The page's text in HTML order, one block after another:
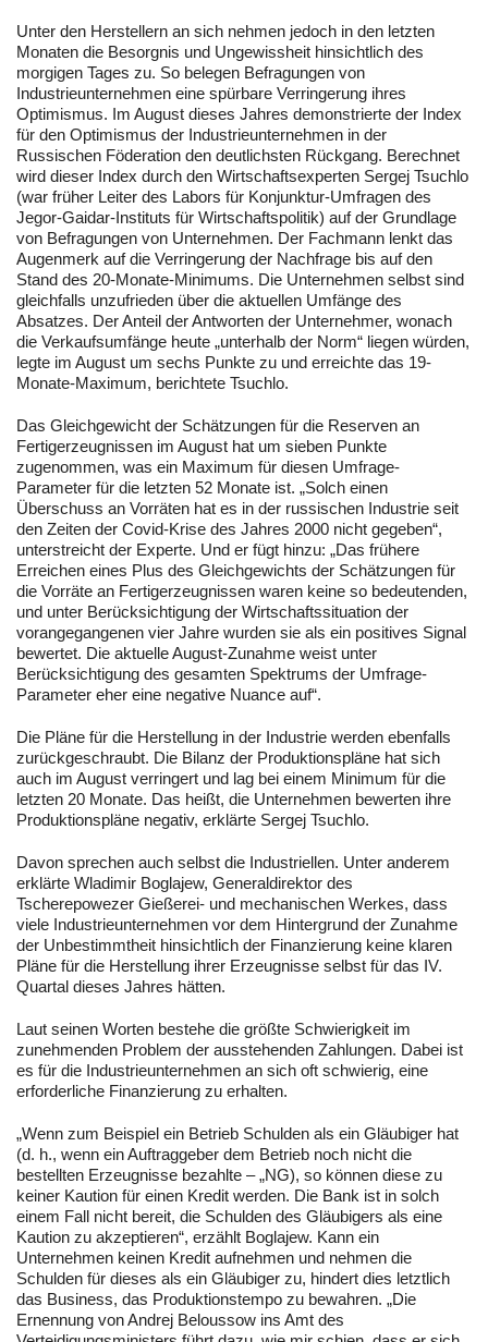
Unter den Herstellern an sich nehmen jedoch in den letzten
Monaten die Besorgnis und Ungewissheit hinsichtlich des
morgigen Tages zu. So belegen Befragungen von
Industrieunternehmen eine spürbare Verringerung ihres
Optimismus. Im August dieses Jahres demonstrierte der Index
für den Optimismus der Industrieunternehmen in der
Russischen Föderation den deutlichsten Rückgang. Berechnet
wird dieser Index durch den Wirtschaftsexperten Sergej Tsuchlo
(war früher Leiter des Labors für Konjunktur-Umfragen des
Jegor-Gaidar-Instituts für Wirtschaftspolitik) auf der Grundlage
von Befragungen von Unternehmen. Der Fachmann lenkt das
Augenmerk auf die Verringerung der Nachfrage bis auf den
Stand des 20-Monate-Minimums. Die Unternehmen selbst sind
gleichfalls unzufrieden über die aktuellen Umfänge des
Absatzes. Der Anteil der Antworten der Unternehmer, wonach
die Verkaufsumfänge heute „unterhalb der Norm“ liegen würden,
legte im August um sechs Punkte zu und erreichte das 19-
Monate-Maximum, berichtete Tsuchlo.
Das Gleichgewicht der Schätzungen für die Reserven an
Fertigerzeugnissen im August hat um sieben Punkte
zugenommen, was ein Maximum für diesen Umfrage-
Parameter für die letzten 52 Monate ist. „Solch einen
Überschuss an Vorräten hat es in der russischen Industrie seit
den Zeiten der Covid-Krise des Jahres 2000 nicht gegeben“,
unterstreicht der Experte. Und er fügt hinzu: „Das frühere
Erreichen eines Plus des Gleichgewichts der Schätzungen für
die Vorräte an Fertigerzeugnissen waren keine so bedeutenden,
und unter Berücksichtigung der Wirtschaftssituation der
vorangegangenen vier Jahre wurden sie als ein positives Signal
bewertet. Die aktuelle August-Zunahme weist unter
Berücksichtigung des gesamten Spektrums der Umfrage-
Parameter eher eine negative Nuance auf“.
Die Pläne für die Herstellung in der Industrie werden ebenfalls
zurückgeschraubt. Die Bilanz der Produktionspläne hat sich
auch im August verringert und lag bei einem Minimum für die
letzten 20 Monate. Das heißt, die Unternehmen bewerten ihre
Produktionspläne negativ, erklärte Sergej Tsuchlo.
Davon sprechen auch selbst die Industriellen. Unter anderem
erklärte Wladimir Boglajew, Generaldirektor des
Tscherepowezer Gießerei- und mechanischen Werkes, dass
viele Industrieunternehmen vor dem Hintergrund der Zunahme
der Unbestimmtheit hinsichtlich der Finanzierung keine klaren
Pläne für die Herstellung ihrer Erzeugnisse selbst für das IV.
Quartal dieses Jahres hätten.
Laut seinen Worten bestehe die größte Schwierigkeit im
zunehmenden Problem der ausstehenden Zahlungen. Dabei ist
es für die Industrieunternehmen an sich oft schwierig, eine
erforderliche Finanzierung zu erhalten.
„Wenn zum Beispiel ein Betrieb Schulden als ein Gläubiger hat
(d. h., wenn ein Auftraggeber dem Betrieb noch nicht die
bestellten Erzeugnisse bezahlte – „NG), so können diese zu
keiner Kaution für einen Kredit werden. Die Bank ist in solch
einem Fall nicht bereit, die Schulden des Gläubigers als eine
Kaution zu akzeptieren“, erzählt Boglajew. Kann ein
Unternehmen keinen Kredit aufnehmen und nehmen die
Schulden für dieses als ein Gläubiger zu, hindert dies letztlich
das Business, das Produktionstempo zu bewahren. „Die
Ernennung von Andrej Beloussow ins Amt des